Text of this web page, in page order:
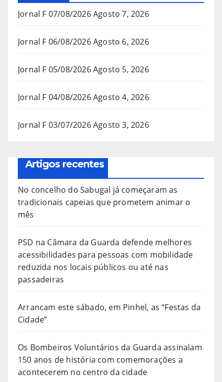
Jornal F 07/08/2026Agosto 7, 2026
Jornal F 06/08/2026Agosto 6, 2026
Jornal F 05/08/2026Agosto 5, 2026
Jornal F 04/08/2026Agosto 4, 2026
Jornal F 03/07/2026Agosto 3, 2026
Artigos recentes
No concelho do Sabugal já começaram as
tradicionais capeias que prometem animar o
mês
PSD na Câmara da Guarda defende melhores
acessibilidades para pessoas com mobilidade
reduzida nos locais públicos ou até nas
passadeiras
Arrancam este sábado, em Pinhel, as “Festas da
Cidade”
Os Bombeiros Voluntários da Guarda assinalam
150 anos de história com comemorações a
acontecerem no centro da cidade